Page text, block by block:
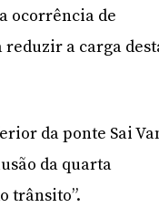
ocorrência de
a carga
da ponte Sai
da quarta
trânsito”.